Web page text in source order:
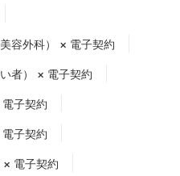
容外科） × 電子契約
者） × 電子契約
子契約
子契約
× 電子契約